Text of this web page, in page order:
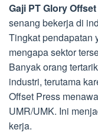
Gaji PT Glory
senang bekerja di
Tingkat pendapatan
mengapa sektor
Banyak orang
industri, terutama
Offset Press
UMR/UMK. Ini
kerja.